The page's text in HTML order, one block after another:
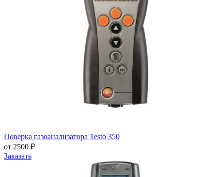
Поверка газоанализатора Testo 350
от 2500 ₽
Заказать